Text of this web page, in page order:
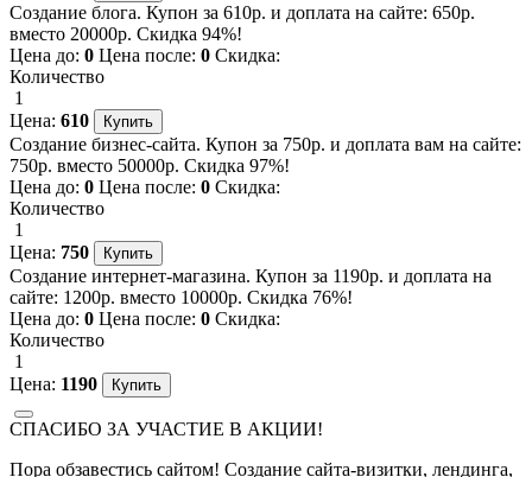
Создание блога. Купон за 610р. и доплата на сайте: 650р.
вместо 20000р. Скидка 94%!
Цена до: 0 Цена после: 0 Скидка:
Количество
1
Цена: 610
Создание бизнес-сайта. Купон за 750р. и доплата вам на сайте:
750р. вместо 50000р. Скидка 97%!
Цена до: 0 Цена после: 0 Скидка:
Количество
1
Цена: 750
Создание интернет-магазина. Купон за 1190р. и доплата на
сайте: 1200р. вместо 10000р. Скидка 76%!
Цена до: 0 Цена после: 0 Скидка:
Количество
1
Цена: 1190
СПАСИБО ЗА УЧАСТИЕ В АКЦИИ!
Пора обзавестись сайтом! Создание сайта-визитки, лендинга,